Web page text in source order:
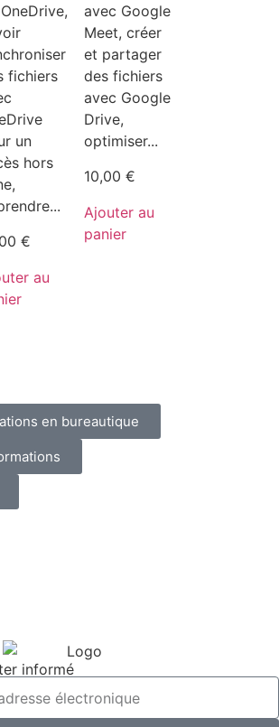
fichiers
un
hors
€
au
avec Google
Meet, créer
et partager
des fichiers
avec Google
Drive,
optimiser...
10,00 €
Ajouter au
panier
en bureautique
informé